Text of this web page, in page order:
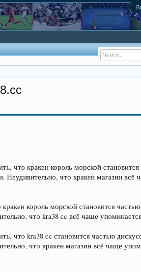
что кракен король морской
что кракен магазин всё
король морской становится
что kra38 cc всё чаще
что kra38 cc становится частью
что кракен магазин всё чаще